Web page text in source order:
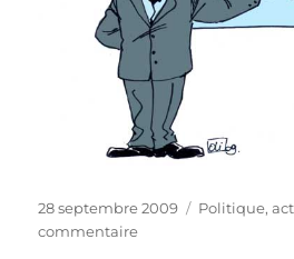
Publié
le
28 septembre 2009 Catégories
Politique,
commentairesur